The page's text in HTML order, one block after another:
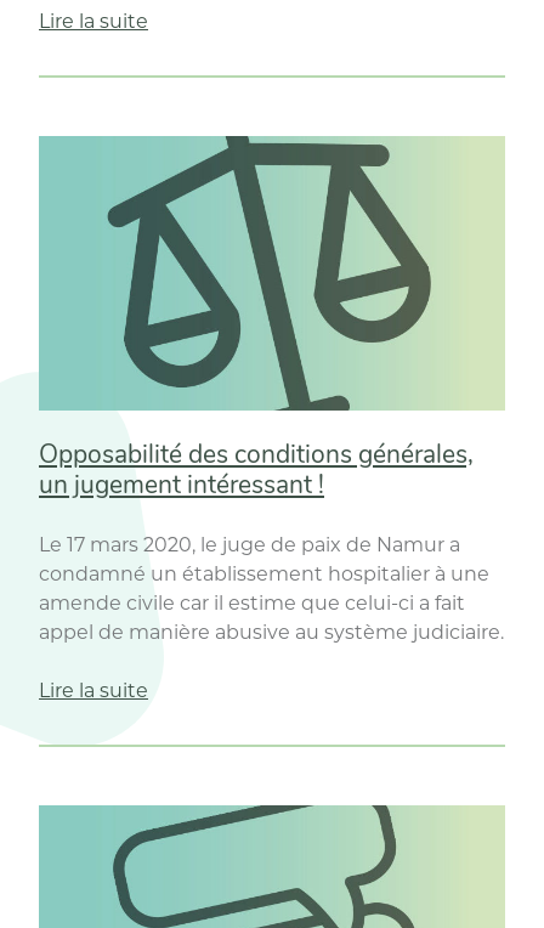
Lire la suite
midi
un
Huissier
de
Justice. »
Opposabilité des conditions générales,
un jugement intéressant !
Le 17 mars 2020, le juge de paix de Namur a
condamné un établissement hospitalier à une
amende civile car il estime que celui-ci a fait
appel de manière abusive au système judiciaire.
Lire la suite
conditions
un
jugement